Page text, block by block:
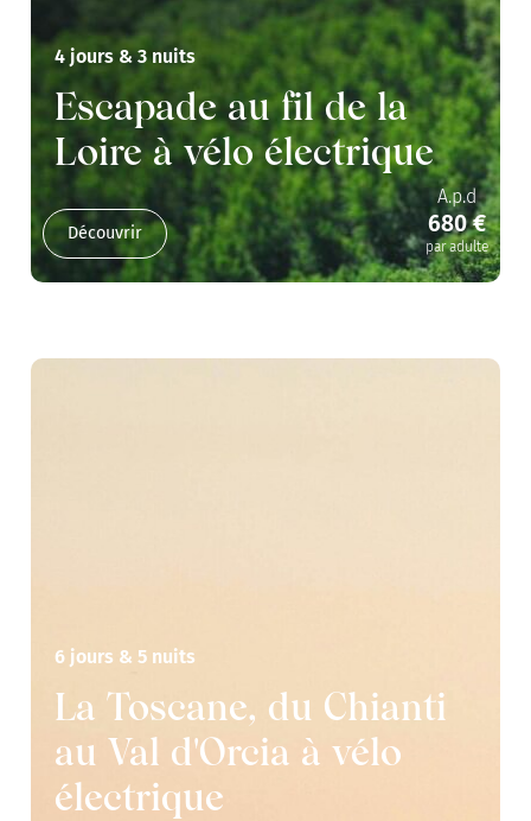
4 jours & 3 nuits
Escapade au fil de la
Loire à vélo électrique
Découvrir
A.p.d
680 €
par adulte
6 jours & 5 nuits
La Toscane, du Chianti
au Val d'Orcia à vélo
électrique